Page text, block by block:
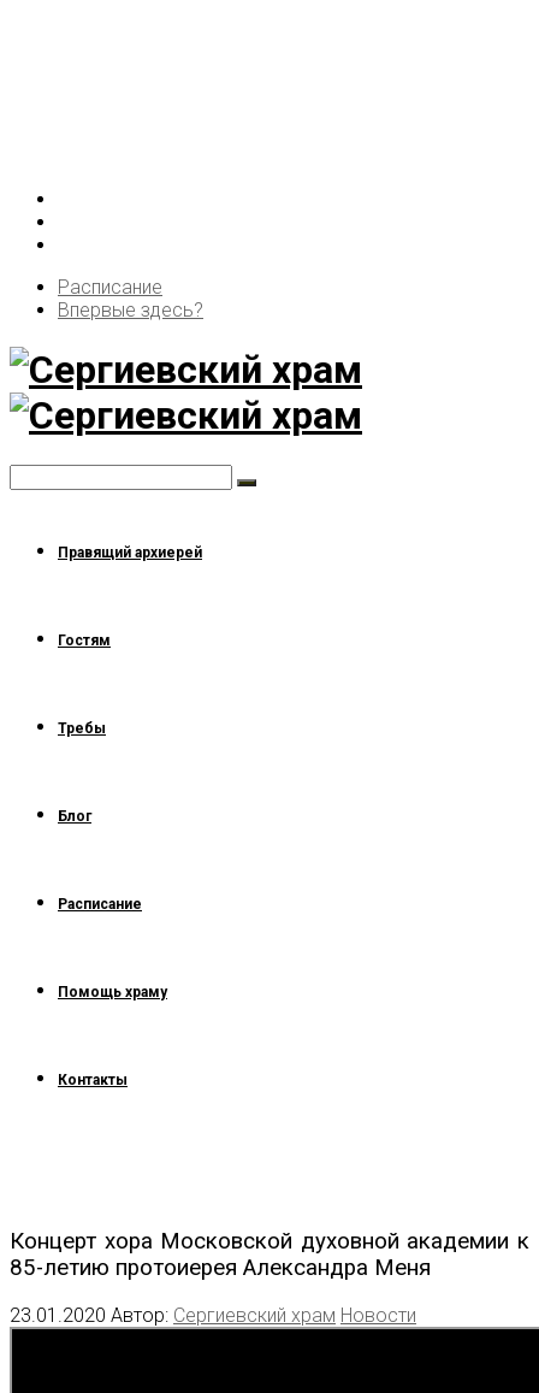
Расписание
Впервые здесь?
Правящий архиерей
Гостям
Требы
Блог
Расписание
Помощь храму
Контакты
Концерт хора Московской духовной академии к
85-летию протоиерея Александра Меня
23.01.2020 Автор: Сергиевский храм Новости